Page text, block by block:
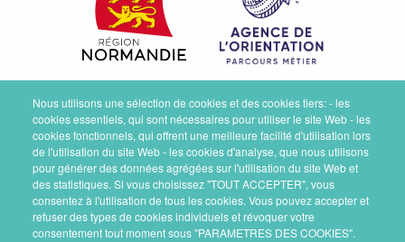
Nous utilisons une sélection de cookies et des cookies tiers: - les
cookies essentiels, qui sont nécessaires pour utiliser le site Web - les
cookies fonctionnels, qui offrent une meilleure facilité d'utilisation lors
de l'utilisation du site Web - les cookies d'analyse, que nous utilisons
pour générer des données agrégées sur l'utilisation du site Web et
des statistiques. Si vous choisissez "TOUT ACCEPTER", vous
consentez à l'utilisation de tous les cookies. Vous pouvez accepter et
refuser des types de cookies individuels et révoquer votre
consentement tout moment sous "PARAMETRES DES COOKIES".